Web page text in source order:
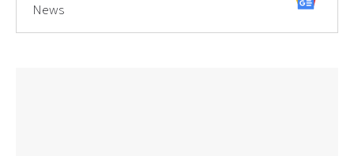
News